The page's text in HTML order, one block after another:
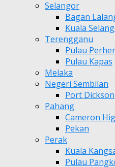
Selangor
Bagan
Kuala
Terengganu
Pulau
Pulau Kapas
Melaka
Negeri Sembilan
Port Dickson
Pahang
Cameron
Pekan
Perak
Kuala
Pulau